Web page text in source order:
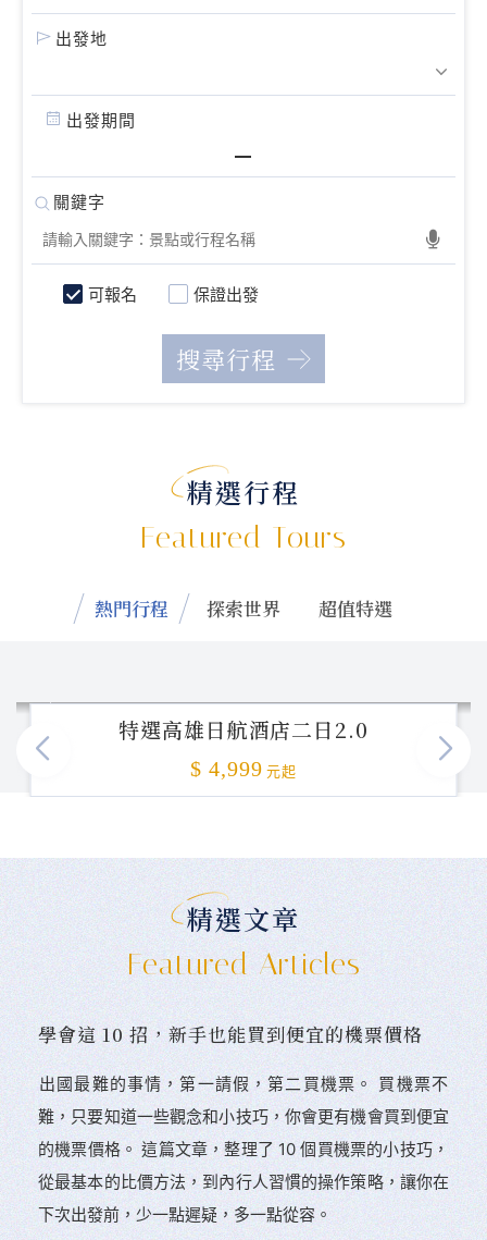
出發地
出發期間
可報名 保證出發
精選行程
Featured Tours
熱門行程 探索世界 超值特選
特選高雄日航酒店二日2.0
$ 4,999 元起
精選文章
Featured Articles
學會這 10 招，新手也能買到便宜的機票價格
󠀠出國最難的事情，第一請假，第二買機票。 󠀠買機票不
難，只要知道一些觀念和小技巧，你會更有機會買到便宜
的機票價格。 這篇文章，整理了 10 個買機票的小技巧，
從最基本的比價方法，到內行人習慣的操作策略，讓你在
下次出發前，少一點遲疑，多一點從容。